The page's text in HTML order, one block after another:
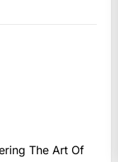
The Art Of